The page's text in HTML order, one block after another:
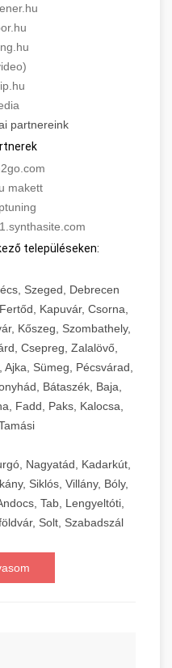
partnereink
makett
településeken:
Szeged, Debrecen
Kapuvár, Csorna,
Kőszeg, Szombathely,
Csepreg, Zalalövő,
Sümeg, Pécsvárad,
Bátaszék, Baja,
Fadd, Paks, Kalocsa,
Nagyatád, Kadarkút,
Siklós, Villány, Bóly,
Tab, Lengyeltóti,
Solt, Szabadszál